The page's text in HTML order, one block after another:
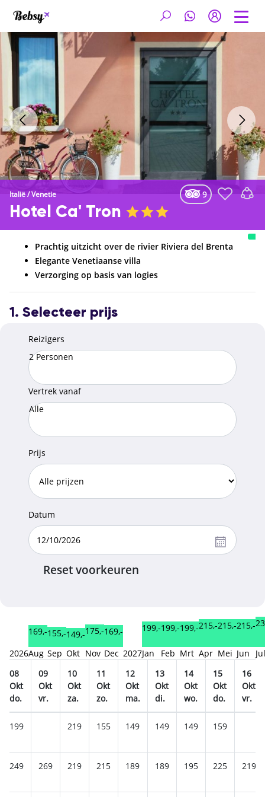
Italië/Venetie 9
Hotel Ca' Tron
Prachtig uitzicht over de rivier Riviera del Brenta
Elegante Venetiaanse villa
Verzorging op basis van logies
1. Selecteer prijs
Reizigers
2 Personen
Vertrek vanaf
Alle
Prijs
Datum
Reset voorkeuren
2026
169,-
Aug
155,-
Sep
149,-
Okt
175,-
Nov
169,-
Dec 2027
199,-
Jan
199,-
Feb
199,-
Mrt
215,-
Apr
215,-
Mei
215,-
Jun
Jul
08
Okt
do.
09
Okt
vr.
10
Okt
za.
11
Okt
zo.
12
Okt
ma.
13
Okt
di.
14
Okt
wo.
15
Okt
do.
16
Okt
vr.
199 219 155 149 149 149 159
249 269 219 215 189 189 195 225 219